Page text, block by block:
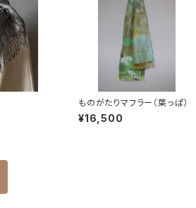
ものがたりマフラー（葉っぱ）
¥16,500